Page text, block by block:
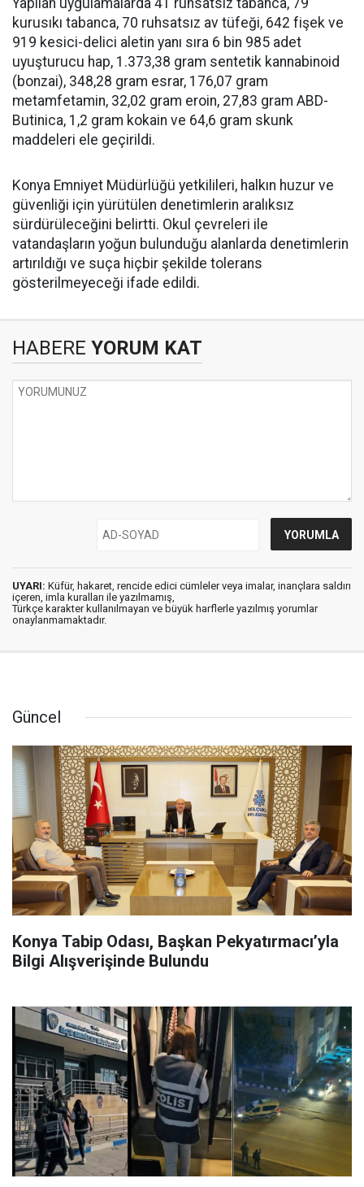
Yapılan uygulamalarda 41 ruhsatsız tabanca, 79
kurusıkı tabanca, 70 ruhsatsız av tüfeği, 642 fişek ve
919 kesici-delici aletin yanı sıra 6 bin 985 adet
uyuşturucu hap, 1.373,38 gram sentetik kannabinoid
(bonzai), 348,28 gram esrar, 176,07 gram
metamfetamin, 32,02 gram eroin, 27,83 gram ABD-
Butinica, 1,2 gram kokain ve 64,6 gram skunk
maddeleri ele geçirildi.
Konya Emniyet Müdürlüğü yetkilileri, halkın huzur ve
güvenliği için yürütülen denetimlerin aralıksız
sürdürüleceğini belirtti. Okul çevreleri ile
vatandaşların yoğun bulunduğu alanlarda denetimlerin
artırıldığı ve suça hiçbir şekilde tolerans
gösterilmeyeceği ifade edildi.
HABERE YORUM KAT
UYARI: Küfür, hakaret, rencide edici cümleler veya imalar, inançlara saldırı
içeren, imla kuralları ile yazılmamış,
Türkçe karakter kullanılmayan ve büyük harflerle yazılmış yorumlar
onaylanmamaktadır.
Güncel
Konya Tabip Odası, Başkan Pekyatırmacı’yla
Bilgi Alışverişinde Bulundu